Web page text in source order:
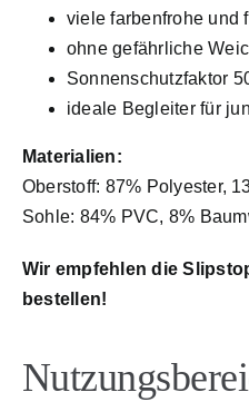
viele farbenfrohe und
ohne gefährliche
Sonnenschutzfaktor
ideale Begleiter für
Materialien:
Oberstoff: 87% Polyester,
Sohle: 84% PVC, 8%
Wir empfehlen die
bestellen!